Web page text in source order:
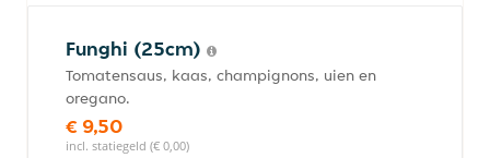
Funghi (25cm)
Tomatensaus, kaas, champignons, uien en
oregano.
€ 9,50
incl. statiegeld (€ 0,00)